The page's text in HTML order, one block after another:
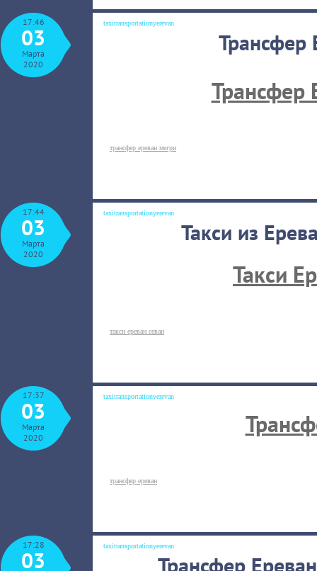
17:46
03
Марта
2020
taxitransportationyerevan
Трансфер
Трансфер
трансфер ереван мегри
17:44
03
Марта
2020
taxitransportationyerevan
Такси из
Такси
такси ереван севан
17:37
03
Марта
2020
taxitransportationyerevan
трансфер ереван
17:28
03
taxitransportationyerevan
Трансфер